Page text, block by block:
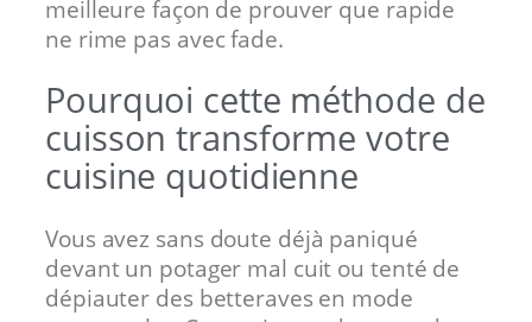
meilleure façon de prouver que rapide
ne rime pas avec fade.
Pourquoi cette méthode de
cuisson transforme votre
cuisine quotidienne
Vous avez sans doute déjà paniqué
devant un potager mal cuit ou tenté de
dépiauter des betteraves en mode